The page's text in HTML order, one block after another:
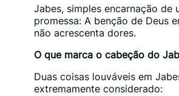
Jabes, simples encarnação de
promessa: A benção de Deus
não acrescenta dores.
O que marca o cabeção do
Duas coisas louváveis em
extremamente considerado: